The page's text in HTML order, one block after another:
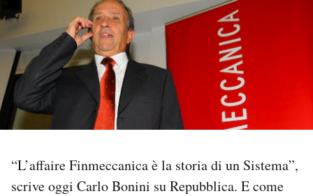
Mondiali calcio 2026
PODCAST
NEWSLETTER
I MIEI PREFERITI
“L’affaire Finmeccanica è la storia di un Sistema”,
scrive oggi Carlo Bonini su Repubblica. E come